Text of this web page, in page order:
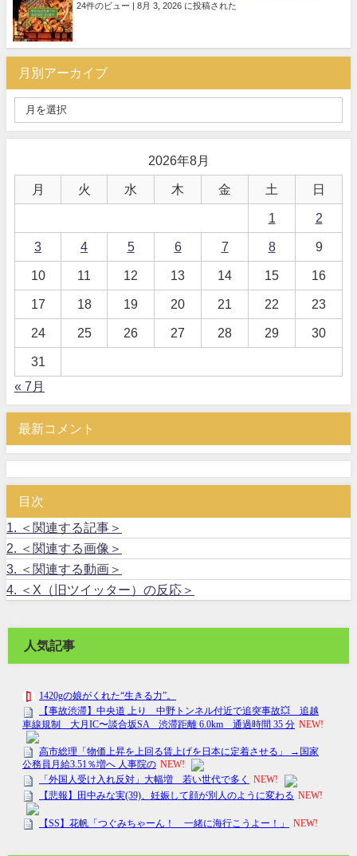
24件のビュー | 8月 3, 2026 に投稿された
月別アーカイブ
2026年8月
月 火 水 木 金 土 日
1 2
3 4 5 6 7 8 9
10 11 12 13 14 15 16
17 18 19 20 21 22 23
24 25 26 27 28 29 30
31
« 7月
最新コメント
目次
1.
＜関連する記事＞
2.
＜関連する画像＞
3.
＜関連する動画＞
4.
＜X（旧ツイッター）の反応＞
人気記事